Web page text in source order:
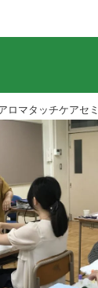
ロマタッチケアセ